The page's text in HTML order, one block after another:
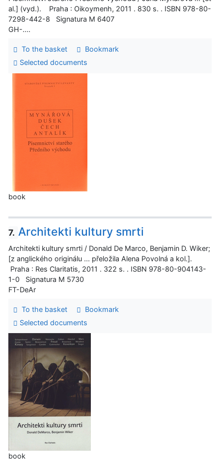
al.] (vyd.). Praha : Oikoymenh, 2011 . 830 s. . ISBN 978-80-
7298-442-8 Signatura M 6407
GH-....
To the basket
Bookmark
Selected documents
book
7. Architekti kultury smrti
Architekti kultury smrti / Donald De Marco, Benjamin D. Wiker;
[z anglického originálu ... přeložila Alena Povolná a kol.].
Praha : Res Claritatis, 2011 . 322 s. . ISBN 978-80-904143-
1-0 Signatura M 5730
FT-DeAr
To the basket
Bookmark
Selected documents
book